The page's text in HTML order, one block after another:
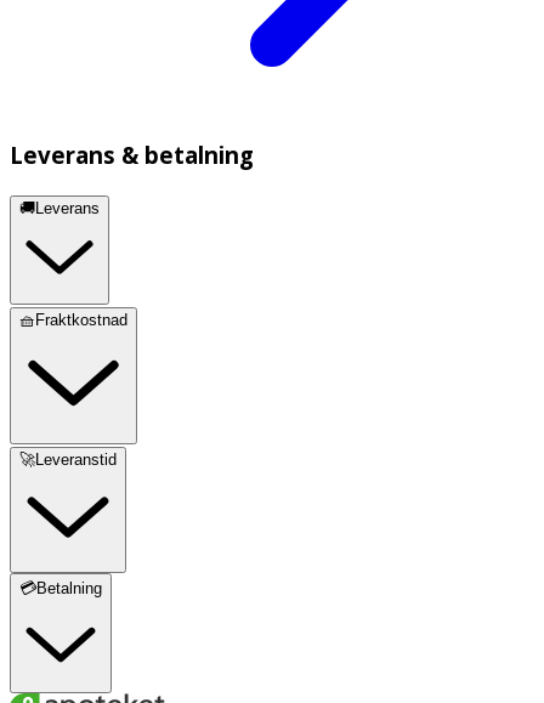
Leverans & betalning
🚚Leverans
🧺Fraktkostnad
🚀Leveranstid
💳Betalning